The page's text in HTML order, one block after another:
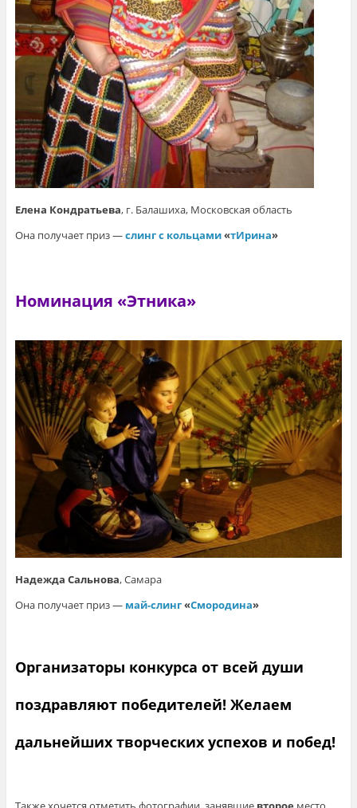
Елена Кондратьева, г. Балашиха, Московская область
Она получает приз —слинг с кольцами«тИрина»
Номинация «Этника»
Надежда Сальнова, Самара
Она получает приз — май-слинг«Смородина»
Организаторы конкурса от всей души
поздравляют победителей! Желаем
дальнейших творческих успехов и побед!